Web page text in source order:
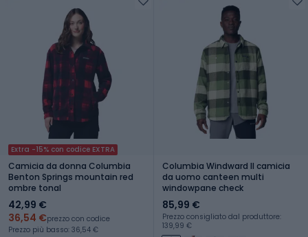
Extra -15% con codice EXTRA
Camicia da donna Columbia
Benton Springs mountain red
ombre tonal
42,99 €
36,54 €prezzo con codice
Prezzo più basso: 36,54 €
Columbia Windward II camicia
da uomo canteen multi
windowpane check
85,99 €
Prezzo consigliato dal produttore:
139,99 €